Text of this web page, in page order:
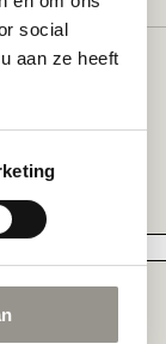
social
aan ze heeft